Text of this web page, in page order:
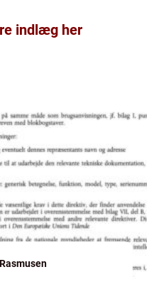
indlæg her